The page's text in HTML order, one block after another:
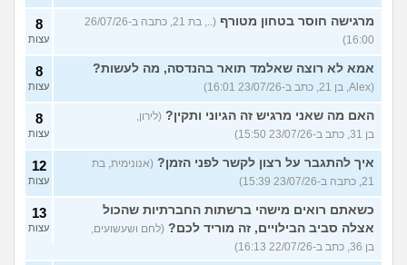
מרגישה חוסר בטחון מטורף
(.., בת 21, כתבה ב-26/07/26
16:00)
8
עצות
אמא לא רוצה שאלמד תואר בהנדסה, מה לעשות?
(Alex, בן 21, כתב ב-23/07/26 16:01)
8
עצות
האם מה שאני מרגיש זה הגיוני ותקין? (לירון,
בן 31, כתב ב-23/07/26 15:50)
8
עצות
איך להתגבר על רצון לקשר לפני הזמן? (אנונימית, בת
21, כתבה ב-23/07/26 15:39)
12
עצות
כשאתם רואים מישהי ברשתות החברתיות שהכול
אצלה סביב הבילויים, זה מוריד לכם? (לחם ושעשועים,
בן 36, כתב ב-22/07/26 16:13)
13
עצות